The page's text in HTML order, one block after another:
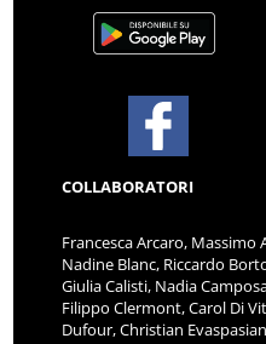
COLLABORATORI
Francesca Arcaro, Massimo
Nadine Blanc, Riccardo
Giulia Calisti, Nadia
Filippo Clermont, Carol Di
Dufour, Christian